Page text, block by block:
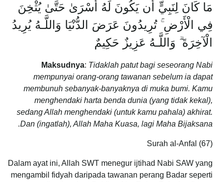
مَا كَانَ لِنَبِيٍّ أَن يَكُونَ لَهُ أَسْرَىٰ حَتَّىٰ يُثْخِنَ
فِي الْأَرْضِ ۚ تُرِيدُونَ عَرَضَ الدُّنْيَا وَاللَّـهُ يُرِيدُ
الْآخِرَةَ ۗ وَاللَّـهُ عَزِيزٌ حَكِيمٌ
Maksudnya: Tidaklah patut bagi seseorang Nabi
mempunyai orang-orang tawanan sebelum ia dapat
membunuh sebanyak-banyaknya di muka bumi. Kamu
menghendaki harta benda dunia (yang tidak kekal),
sedang Allah menghendaki (untuk kamu pahala) akhirat.
Dan (ingatlah), Allah Maha Kuasa, lagi Maha Bijaksana.
Surah al-Anfal (67)
Dalam ayat ini, Allah SWT menegur ijtihad Nabi SAW yang
mengambil fidyah daripada tawanan perang Badar seperti